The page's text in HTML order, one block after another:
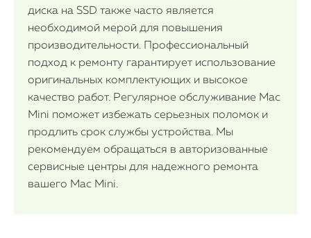
диска на SSD также часто является
необходимой мерой для повышения
производительности. Профессиональный
подход к ремонту гарантирует использование
оригинальных комплектующих и высокое
качество работ. Регулярное обслуживание Mac
Mini поможет избежать серьезных поломок и
продлить срок службы устройства. Мы
рекомендуем обращаться в авторизованные
сервисные центры для надежного ремонта
вашего Mac Mini.